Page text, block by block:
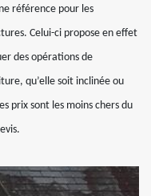
référence pour les
Celui-ci propose en effet
des opérations de
qu’elle soit inclinée ou
prix sont les moins chers du